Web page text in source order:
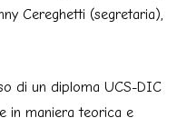
Cereghetti (segretaria),
di un diploma UCS-DIC
in maniera teorica e